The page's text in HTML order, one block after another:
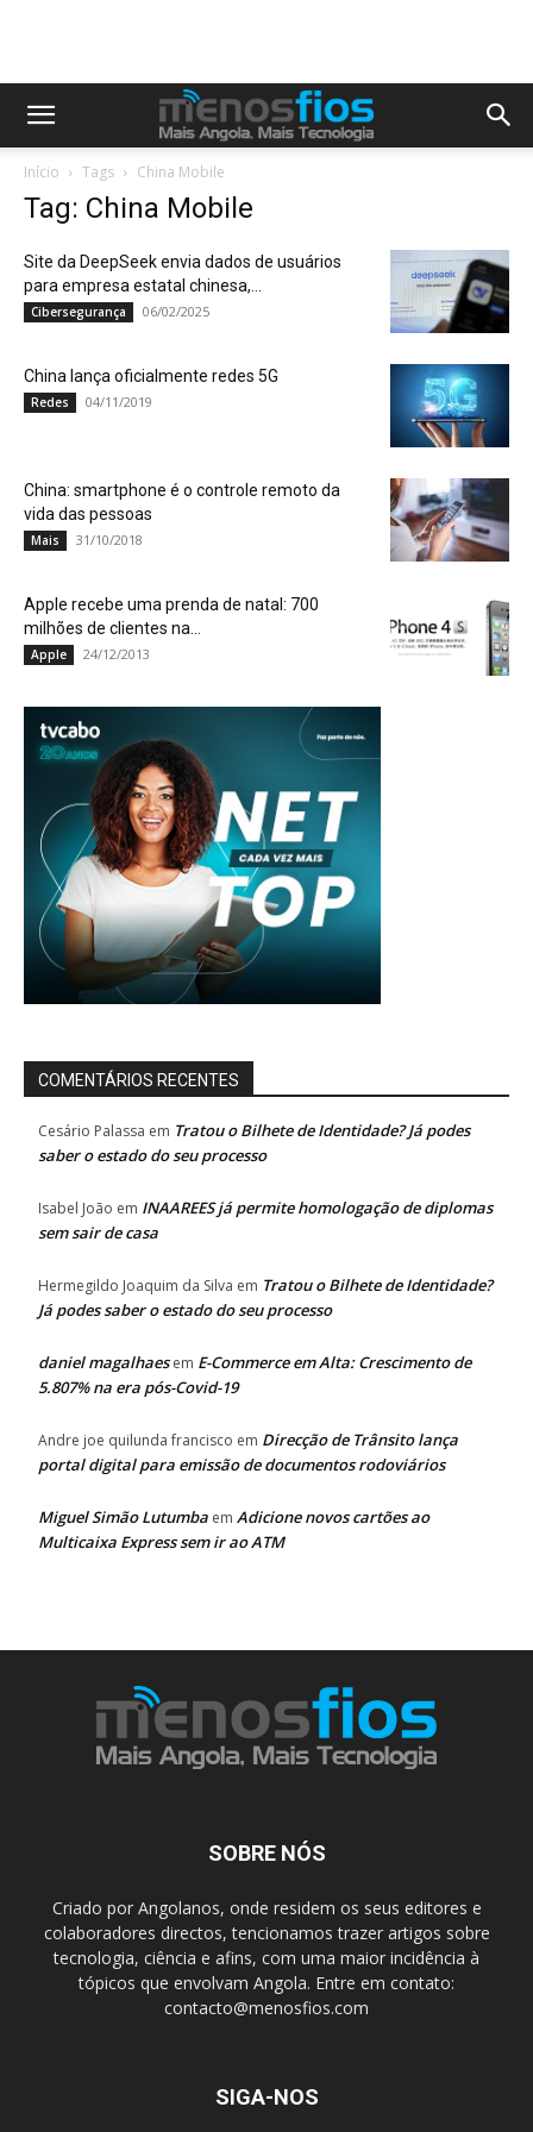
Início Tags China Mobile
Tag: China Mobile
Site da DeepSeek envia dados de usuários
para empresa estatal chinesa,...
Cibersegurança 06/02/2025
China lança oficialmente redes 5G
Redes 04/11/2019
China: smartphone é o controle remoto da
vida das pessoas
Mais 31/10/2018
Apple recebe uma prenda de natal: 700
milhões de clientes na...
Apple 24/12/2013
COMENTÁRIOS RECENTES
Cesário Palassa em Tratou o Bilhete de Identidade? Já podes
saber o estado do seu processo
Isabel João em INAAREES já permite homologação de diplomas
sem sair de casa
Hermegildo Joaquim da Silva em Tratou o Bilhete de Identidade?
Já podes saber o estado do seu processo
daniel magalhaesem E-Commerce em Alta: Crescimento de
5.807% na era pós-Covid-19
Andre joe quilunda francisco em Direcção de Trânsito lança
portal digital para emissão de documentos rodoviários
Miguel Simão Lutumba em Adicione novos cartões ao
Multicaixa Express sem ir ao ATM
SOBRE NÓS
Criado por Angolanos, onde residem os seus editores e
colaboradores directos, tencionamos trazer artigos sobre
tecnologia, ciência e afins, com uma maior incidência à
tópicos que envolvam Angola. Entre em contato:
contacto@menosfios.com
SIGA-NOS